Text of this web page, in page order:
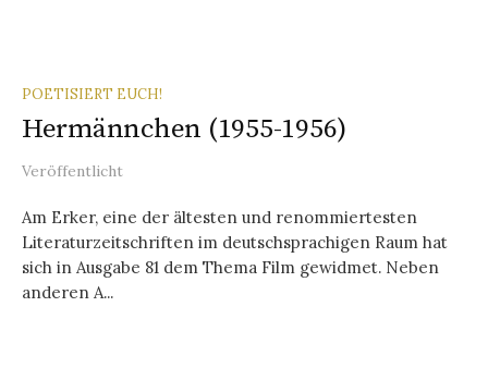
POETISIERT EUCH!
Hermännchen (1955-1956)
Veröffentlicht
Am Erker, eine der ältesten und renommiertesten
Literaturzeitschriften im deutschsprachigen Raum hat
sich in Ausgabe 81 dem Thema Film gewidmet. Neben
anderen A...